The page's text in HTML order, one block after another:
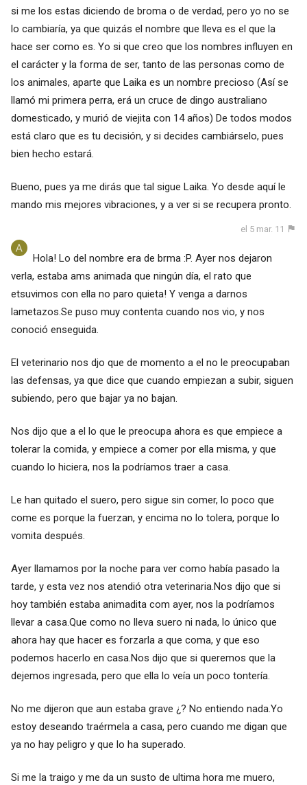
si me los estas diciendo de broma o de verdad, pero yo no se
lo cambiaría, ya que quizás el nombre que lleva es el que la
hace ser como es. Yo si que creo que los nombres influyen en
el carácter y la forma de ser, tanto de las personas como de
los animales, aparte que Laika es un nombre precioso (Así se
llamó mi primera perra, erá un cruce de dingo australiano
domesticado, y murió de viejita con 14 años) De todos modos
está claro que es tu decisión, y si decides cambiárselo, pues
bien hecho estará.
Bueno, pues ya me dirás que tal sigue Laika. Yo desde aquí le
mando mis mejores vibraciones, y a ver si se recupera pronto.
el 5 mar. 11
Hola! Lo del nombre era de brma :P. Ayer nos dejaron
verla, estaba ams animada que ningún día, el rato que
etsuvimos con ella no paro quieta! Y venga a darnos
lametazos.Se puso muy contenta cuando nos vio, y nos
conoció enseguida.
El veterinario nos djo que de momento a el no le preocupaban
las defensas, ya que dice que cuando empiezan a subir, siguen
subiendo, pero que bajar ya no bajan.
Nos dijo que a el lo que le preocupa ahora es que empiece a
tolerar la comida, y empiece a comer por ella misma, y que
cuando lo hiciera, nos la podríamos traer a casa.
Le han quitado el suero, pero sigue sin comer, lo poco que
come es porque la fuerzan, y encima no lo tolera, porque lo
vomita después.
Ayer llamamos por la noche para ver como había pasado la
tarde, y esta vez nos atendió otra veterinaria.Nos dijo que si
hoy también estaba animadita com ayer, nos la podríamos
llevar a casa.Que como no lleva suero ni nada, lo único que
ahora hay que hacer es forzarla a que coma, y que eso
podemos hacerlo en casa.Nos dijo que si queremos que la
dejemos ingresada, pero que ella lo veía un poco tontería.
No me dijeron que aun estaba grave ¿? No entiendo nada.Yo
estoy deseando traérmela a casa, pero cuando me digan que
ya no hay peligro y que lo ha superado.
Si me la traigo y me da un susto de ultima hora me muero,